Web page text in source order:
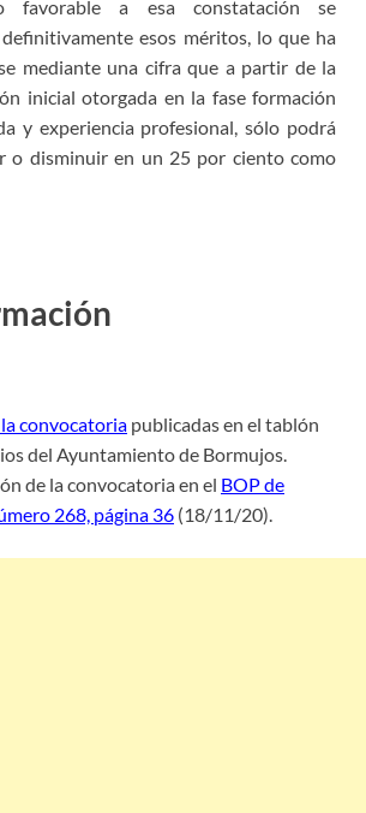
favorable a esa constatación se
esos méritos, lo que ha
mediante una cifra que a partir de la
inicial otorgada en la fase formación
y experiencia profesional, sólo podrá
o disminuir en un 25 por ciento como
la convocatoria publicadas en el tablón
del Ayuntamiento de Bormujos.
de la convocatoria en el BOP de
268, página 36 (18/11/20).